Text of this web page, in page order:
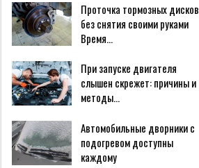
Проточка тормозных дисков
без снятия своими руками
Время…
При запуске двигателя
слышен скрежет: причины и
методы…
Автомобильные дворники с
подогревом доступны
каждому